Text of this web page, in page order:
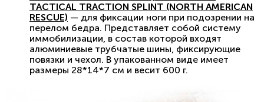
TACTICAL TRACTION SPLINT (NORTH AMERICAN
RESCUE) — для фиксации ноги при подозрении на
перелом бедра. Представляет собой систему
иммобилизации, в состав которой входят
алюминиевые трубчатые шины, фиксирующие
повязки и чехол. В упакованном виде имеет
размеры 28*14*7 см и весит 600 г.